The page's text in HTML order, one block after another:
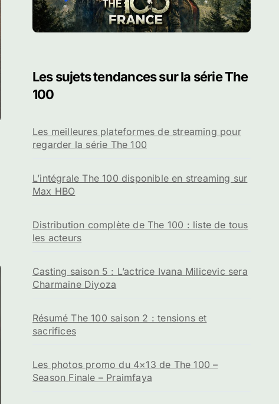
Les sujets tendances sur la série The
100
Les meilleures plateformes de streaming pour
regarder la série The 100
L’intégrale The 100 disponible en streaming sur
Max HBO
Distribution complète de The 100 : liste de tous
les acteurs
Casting saison 5 : L’actrice Ivana Milicevic sera
Charmaine Diyoza
Résumé The 100 saison 2 : tensions et
sacrifices
Les photos promo du 4×13 de The 100 –
Season Finale – Praimfaya